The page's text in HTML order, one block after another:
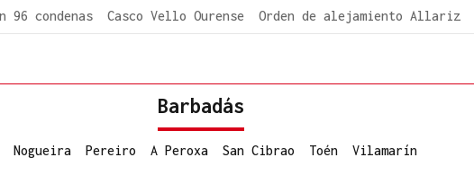
96 condenas Casco Vello Ourense Orden de alejamiento Allariz
Barbadás
Nogueira Pereiro A Peroxa San Cibrao Toén Vilamarín